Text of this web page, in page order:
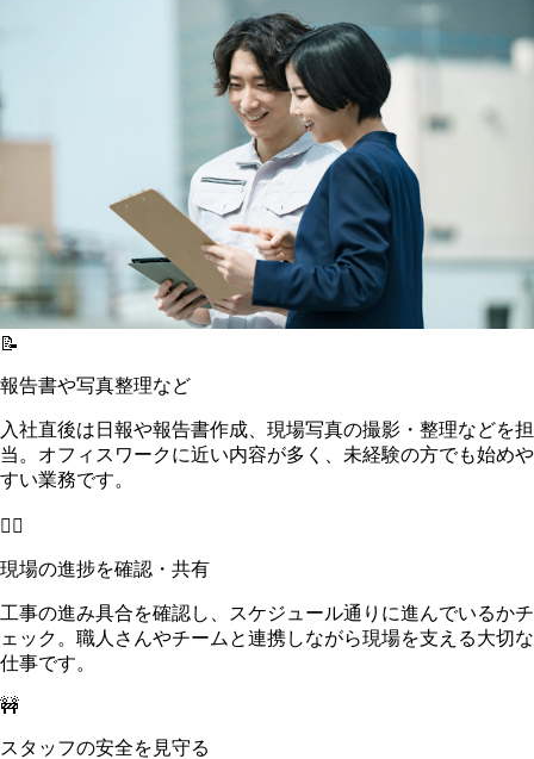
📝
報告書や写真整理など
入社直後は日報や報告書作成、現場写真の撮影・整理などを担
当。オフィスワークに近い内容が多く、未経験の方でも始めや
すい業務です。
👷‍♂️
現場の進捗を確認・共有
工事の進み具合を確認し、スケジュール通りに進んでいるかチ
ェック。職人さんやチームと連携しながら現場を支える大切な
仕事です。
🚧
スタッフの安全を見守る